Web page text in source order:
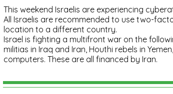
This weekend Israelis are experiencing
All Israelis are recommended to use two-
location to a different country.
Israel is fighting a multifront war on the
militias in Iraq and Iran, Houthi rebels in
computers.​ These are all financed by Iran.